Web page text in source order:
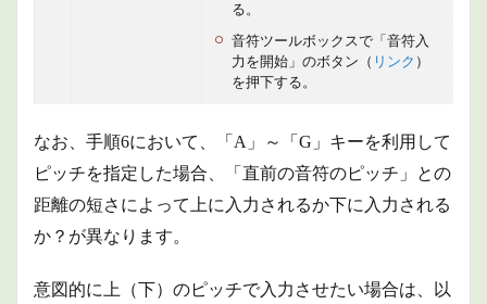
る。
音符ツールボックスで「音符入
力を開始」のボタン（ リンク ）
を押下する。
なお、手順6において、「A」～「G」キーを利用して
ピッチを指定した場合、「直前の音符のピッチ」との
距離の短さによって上に入力されるか下に入力される
か？が異なります。
意図的に上（下）のピッチで入力させたい場合は、以